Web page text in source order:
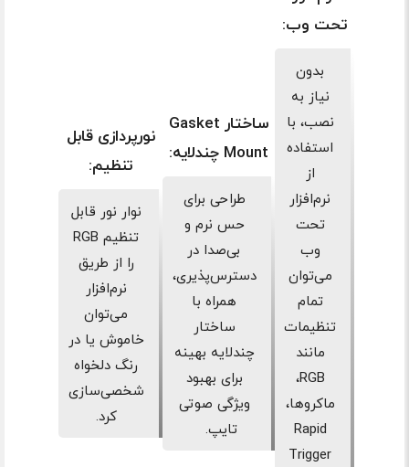
تحت وب:
بدون
نیاز به
نصب، با
استفاده
از
نرم‌افزار
تحت
وب
می‌توان
تمام
تنظیمات
مانند
RGB،
ماکروها،
Rapid
Trigger
ساختار Gasket
Mount چندلایه:
طراحی برای
حس نرم و
بی‌صدا در
دسترس‌پذیری،
همراه با
ساختار
چندلایه بهینه
برای بهبود
ویژگی صوتی
تایپ.
نورپردازی قابل
تنظیم:
نوار نور قابل
تنظیم RGB
را از طریق
نرم‌افزار
می‌توان
خاموش یا در
رنگ دلخواه
شخصی‌سازی
کرد.